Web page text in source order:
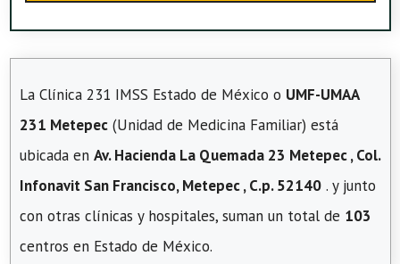
La Clínica 231 IMSS Estado de México o UMF-UMAA
231 Metepec (Unidad de Medicina Familiar) está
ubicada en Av. Hacienda La Quemada 23 Metepec , Col.
Infonavit San Francisco, Metepec , C.p. 52140 . y junto
con otras clínicas y hospitales, suman un total de 103
centros en Estado de México.